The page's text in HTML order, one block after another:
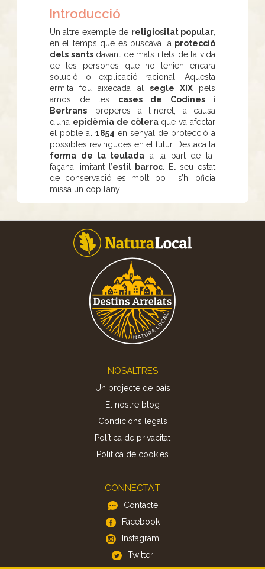
Introducció
Un altre exemple de religiositat popular
en el temps que es buscava la protecció
dels santsdavant de mals i fets de la vida
de les persones que no tenien encara
solució o explicació racional. Aquesta
ermita fou aixecada al segle XIXpels
amos de les cases de Codines i
Bertrans , properes a l’indret, a causa
d’una epidèmia de còleraque va afectar
el poble al 1854 en senyal de protecció a
possibles revingudes en el futur. Destaca la
forma de la teulada a la part de la
façana, imitant l’estil barroc . El seu estat
de conservació es molt bo i s’hi oficia
missa un cop l’any.
NOSALTRES
Un projecte de país
El nostre blog
Condicions legals
Política de privacitat
Politica de cookies
CONNECTA'T
Contacte
Facebook
Instagram
Twitter